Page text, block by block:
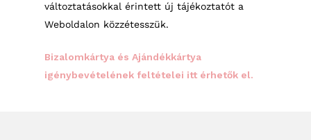
változtatásokkal érintett új tájékoztatót a
Weboldalon közzétesszük.
Bizalomkártya és Ajándékkártya
igénybevételének feltételei itt érhetők el.